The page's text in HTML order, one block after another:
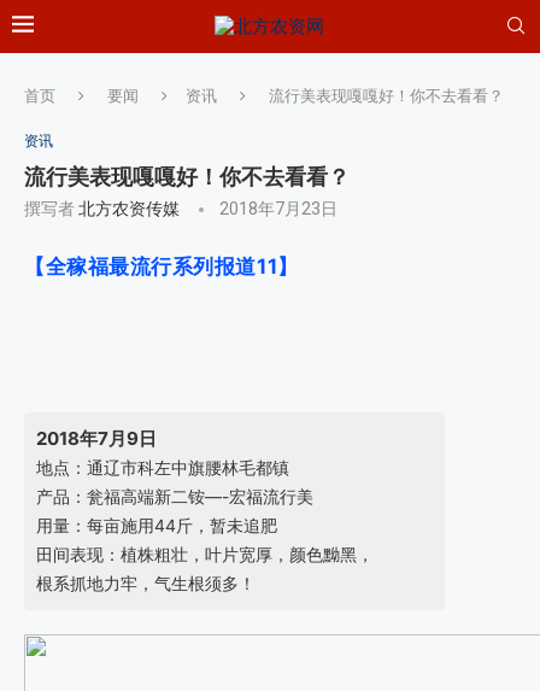
首页 要闻 资讯 流行美表现嘎嘎好！你不去看看？
资讯
流行美表现嘎嘎好！你不去看看？
撰写者北方农资传媒 2018年7月23日
【全稼福最流行系列报道11】
2018年7月9日
地点：通辽市科左中旗腰林毛都镇
产品：瓮福高端新二铵—-宏福流行美
用量：每亩施用44斤，暂未追肥
田间表现：植株粗壮，叶片宽厚，颜色黝黑，
根系抓地力牢，气生根须多！